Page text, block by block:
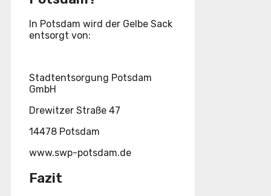
In Potsdam wird der Gelbe Sack
entsorgt von:
Stadtentsorgung Potsdam
GmbH
Drewitzer Straße 47
14478 Potsdam
www.swp-potsdam.de
Fazit